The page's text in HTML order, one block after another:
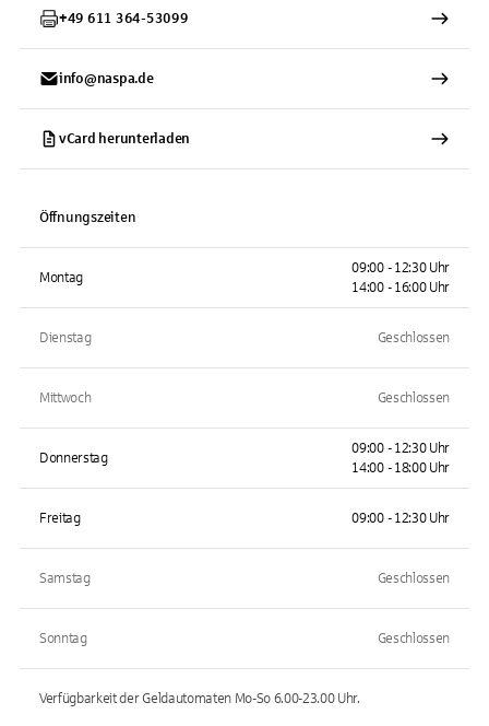
+49 611 364-53099
info@naspa.de
vCard herunterladen
Öffnungszeiten
Montag
09:00 - 12:30 Uhr
14:00 - 16:00 Uhr
Dienstag Geschlossen
Mittwoch Geschlossen
Donnerstag
09:00 - 12:30 Uhr
14:00 - 18:00 Uhr
Freitag 09:00 - 12:30 Uhr
Samstag Geschlossen
Sonntag Geschlossen
Verfügbarkeit der Geldautomaten Mo-So 6.00-23.00Uhr.